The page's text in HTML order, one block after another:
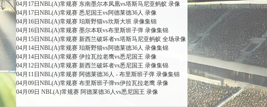
04月17日NBL(A)常规赛 东南墨尔本凤凰vs塔斯马尼亚蚂蚁 录像
04月17日NBL(A)常规赛 悉尼国王vs阿德莱德36人 录像
04月16日NBL(A)常规赛 珀斯野猫vs坎斯大班 录像集锦
04月16日NBL(A)常规赛 墨尔本联vs布里斯班子弹 录像集锦
04月15日NBL(A)常规赛 新西兰破坏者vs塔斯马尼亚蚂蚁 全场录像
04月14日NBL(A)常规赛 珀斯野猫vs阿德莱德36人 录像集锦
04月14日NBL(A)常规赛 伊拉瓦拉老鹰vs悉尼国王 录像
04月12日NBL(A)常规赛 新西兰破坏者vs悉尼国王 录像集锦
04月11日NBL(A)常规赛 阿德莱德36人 - 布里斯班子弹 录像集锦
04月09日NBL(A)常规赛 布里斯班子弹vs伊拉瓦拉老鹰 录像
04月09日 NBL(A)常规赛 阿德莱德36人vs悉尼国王 录像